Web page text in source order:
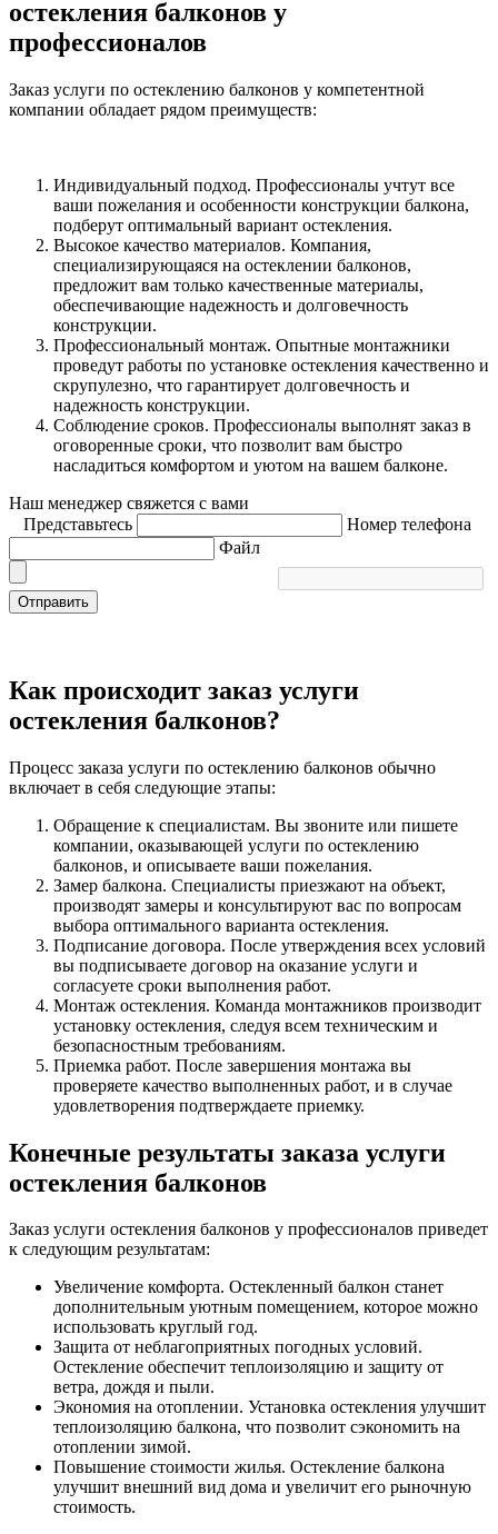
остекления балконов у
профессионалов
Заказ услуги по остеклению балконов у компетентной
компании обладает рядом преимуществ:
Индивидуальный подход. Профессионалы учтут все
ваши пожелания и особенности конструкции балкона,
подберут оптимальный вариант остекления.
Высокое качество материалов. Компания,
специализирующаяся на остеклении балконов,
предложит вам только качественные материалы,
обеспечивающие надежность и долговечность
конструкции.
Профессиональный монтаж. Опытные монтажники
проведут работы по установке остекления качественно и
скрупулезно, что гарантирует долговечность и
надежность конструкции.
Соблюдение сроков. Профессионалы выполнят заказ в
оговоренные сроки, что позволит вам быстро
насладиться комфортом и уютом на вашем балконе.
Наш менеджер свяжется с вами
Представьтесь
Номер телефона
Файл
Отправить
Как происходит заказ услуги
остекления балконов?
Процесс заказа услуги по остеклению балконов обычно
включает в себя следующие этапы:
Обращение к специалистам. Вы звоните или пишете
компании, оказывающей услуги по остеклению
балконов, и описываете ваши пожелания.
Замер балкона. Специалисты приезжают на объект,
производят замеры и консультируют вас по вопросам
выбора оптимального варианта остекления.
Подписание договора. После утверждения всех условий
вы подписываете договор на оказание услуги и
согласуете сроки выполнения работ.
Монтаж остекления. Команда монтажников производит
установку остекления, следуя всем техническим и
безопасностным требованиям.
Приемка работ. После завершения монтажа вы
проверяете качество выполненных работ, и в случае
удовлетворения подтверждаете приемку.
Конечные результаты заказа услуги
остекления балконов
Заказ услуги остекления балконов у профессионалов приведет
к следующим результатам:
Увеличение комфорта. Остекленный балкон станет
дополнительным уютным помещением, которое можно
использовать круглый год.
Защита от неблагоприятных погодных условий.
Остекление обеспечит теплоизоляцию и защиту от
ветра, дождя и пыли.
Экономия на отоплении. Установка остекления улучшит
теплоизоляцию балкона, что позволит сэкономить на
отоплении зимой.
Повышение стоимости жилья. Остекление балкона
улучшит внешний вид дома и увеличит его рыночную
стоимость.